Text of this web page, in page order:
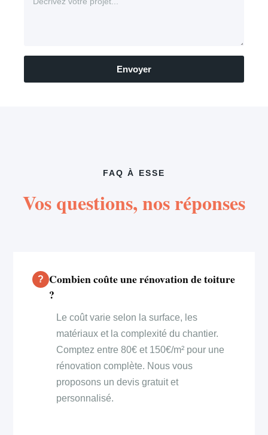
Envoyer
FAQ À ESSE
Vos questions, nos réponses
Combien coûte une rénovation de toiture
?
Le coût varie selon la surface, les
matériaux et la complexité du chantier.
Comptez entre 80€ et 150€/m² pour une
rénovation complète. Nous vous
proposons un devis gratuit et
personnalisé.